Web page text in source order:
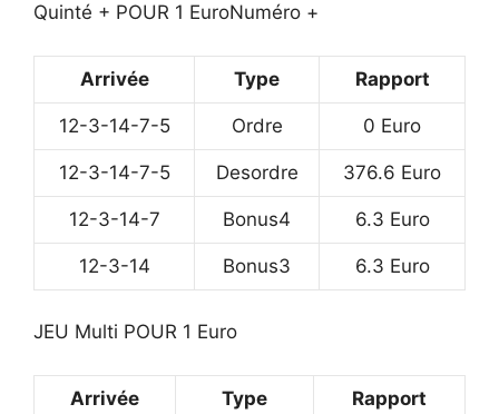
Quinté + POUR 1 EuroNuméro +
Arrivée Type Rapport
12-3-14-7-5 Ordre 0 Euro
12-3-14-7-5 Desordre 376.6 Euro
12-3-14-7 Bonus4 6.3 Euro
12-3-14 Bonus3 6.3 Euro
JEU Multi POUR 1 Euro
Arrivée Type Rapport